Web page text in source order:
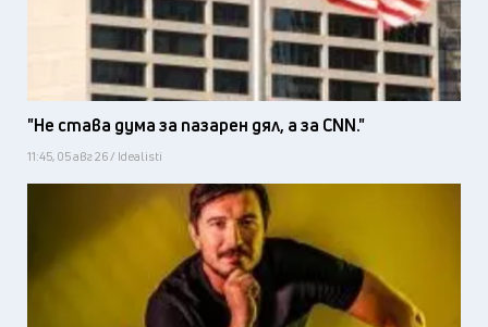
"Не става дума за пазарен дял, а за CNN."
11:45, 05 авг 26 / Idealisti